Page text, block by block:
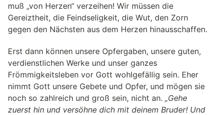
muß „von Herzen“ verzeihen! Wir müssen die
Gereiztheit, die Feindseligkeit, die Wut, den Zorn
gegen den Nächsten aus dem Herzen hinausschaffen.
Erst dann können unsere Opfergaben, unsere guten,
verdienstlichen Werke und unser ganzes
Frömmigkeitsleben vor Gott wohlgefällig sein. Eher
nimmt Gott unsere Gebete und Opfer, und mögen sie
noch so zahlreich und groß sein, nicht an. „Gehe
zuerst hin und versöhne dich mit deinem Bruder! Und